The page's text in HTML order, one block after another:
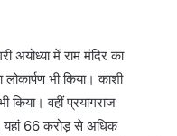
में राम मंदिर का
भी किया। काशी
किया। वहीं प्रयागराज
यहां 66 करोड़ से अधिक